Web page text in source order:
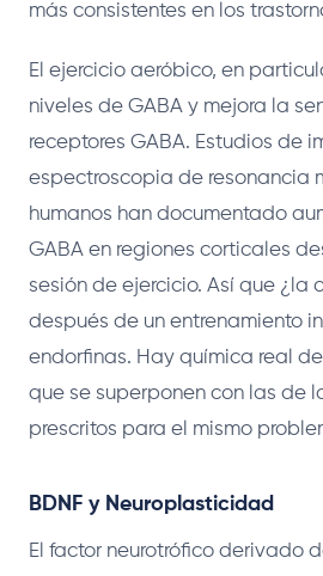
más consistentes en los
El ejercicio aeróbico, en
niveles de GABA y mejora la
receptores GABA. Estudios de
espectroscopia de resonancia
humanos han documentado
GABA en regiones corticales
sesión de ejercicio. Así que ¿la
después de un entrenamiento
endorfinas. Hay química real
que se superponen con las de
prescritos para el mismo
BDNF y Neuroplasticidad
El factor neurotrófico derivado